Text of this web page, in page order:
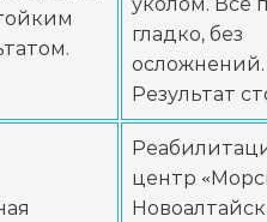
Записаться
Записаться
гладко, без
осложнений.
Результат
центр